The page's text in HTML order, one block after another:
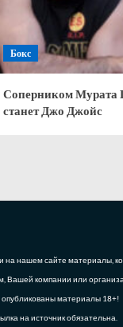
Бокс
Соперником Мурата
станет Джо Джойс
нашем сайте материалы,
Вашей компании или
опубликованы материалы 18+!
на источник обязательна.